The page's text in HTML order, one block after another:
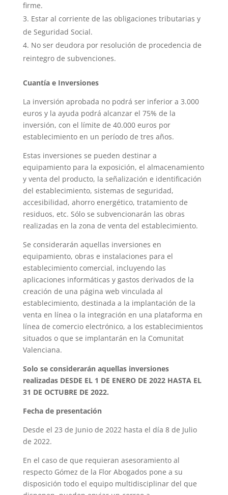
firme.
Estar al corriente de las obligaciones tributarias y
de Seguridad Social.
No ser deudora por resolución de procedencia de
reintegro de subvenciones.
Cuantía e Inversiones
La inversión aprobada no podrá ser inferior a 3.000
euros y la ayuda podrá alcanzar el 75% de la
inversión, con el límite de 40.000 euros por
establecimiento en un período de tres años.
Estas inversiones se pueden destinar a
equipamiento para la exposición, el almacenamiento
y venta del producto, la señalización e identificación
del establecimiento, sistemas de seguridad,
accesibilidad, ahorro energético, tratamiento de
residuos, etc. Sólo se subvencionarán las obras
realizadas en la zona de venta del establecimiento.
Se considerarán aquellas inversiones en
equipamiento, obras e instalaciones para el
establecimiento comercial, incluyendo las
aplicaciones informáticas y gastos derivados de la
creación de una página web vinculada al
establecimiento, destinada a la implantación de la
venta en línea o la integración en una plataforma en
línea de comercio electrónico, a los establecimientos
situados o que se implantarán en la Comunitat
Valenciana.
Solo se considerarán aquellas inversiones
realizadas DESDE EL 1 DE ENERO DE 2022 HASTA EL
31 DE OCTUBRE DE 2022.
Fecha de presentación
Desde el 23 de Junio de 2022 hasta el día 8 de Julio
de 2022.
En el caso de que requieran asesoramiento al
respecto Gómez de la Flor Abogados pone a su
disposición todo el equipo multidisciplinar del que